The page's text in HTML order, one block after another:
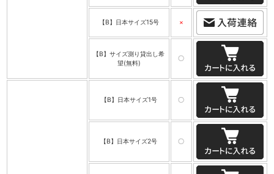
【B】日本サイズ15号 ×
【B】サイズ測り貸出し希
望(無料)
〇
【B】日本サイズ1号 〇
【B】日本サイズ2号 〇